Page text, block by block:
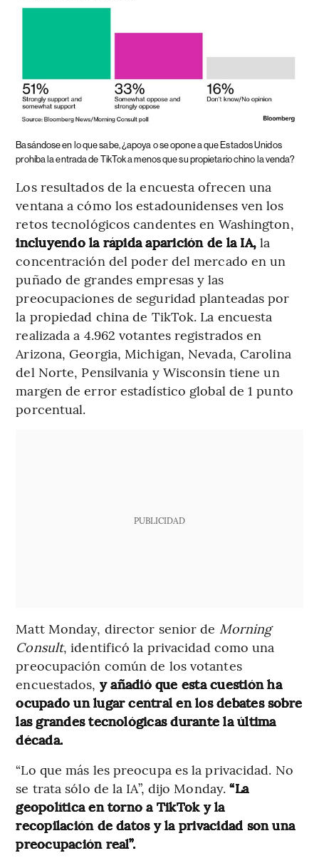
Basándose en lo que sabe, ¿apoya o se opone a que Estados Unidos
prohíba la entrada de TikTok a menos que su propietario chino la venda?
Los resultados de la encuesta ofrecen una
ventana a cómo los estadounidenses ven los
retos tecnológicos candentes en Washington,
incluyendo la rápida aparición de la IA, la
concentración del poder del mercado en un
puñado de grandes empresas y las
preocupaciones de seguridad planteadas por
la propiedad china de TikTok. La encuesta
realizada a 4.962 votantes registrados en
Arizona, Georgia, Michigan, Nevada, Carolina
del Norte, Pensilvania y Wisconsin tiene un
margen de error estadístico global de 1 punto
porcentual.
PUBLICIDAD
Matt Monday, director senior de Morning
Consult, identificó la privacidad como una
preocupación común de los votantes
encuestados, y añadió que esta cuestión ha
ocupado un lugar central en los debates sobre
las grandes tecnológicas durante la última
década.
“Lo que más les preocupa es la privacidad. No
se trata sólo de la IA”, dijo Monday. “La
geopolítica en torno a TikTok y la
recopilación de datos y la privacidad son una
preocupación real”.